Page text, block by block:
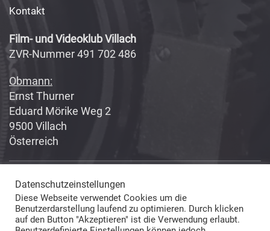
Kontakt
Film- und Videoklub Villach
ZVR-Nummer 491 702 486
Obmann:
Ernst Thurner
Eduard Mörike Weg 2
9500 Villach
Österreich
Copyright 2017-2018Fabian Geissler (Webseitendesign)
und Film- und Videoklub Villach (Inhalte) © All Rights Reserved
Datenschutzeinstellungen
Diese Webseite verwendet Cookies um die
Benutzerdarstellung laufend zu optimieren. Durch klicken
auf den Button "Akzeptieren" ist die Verwendung erlaubt.